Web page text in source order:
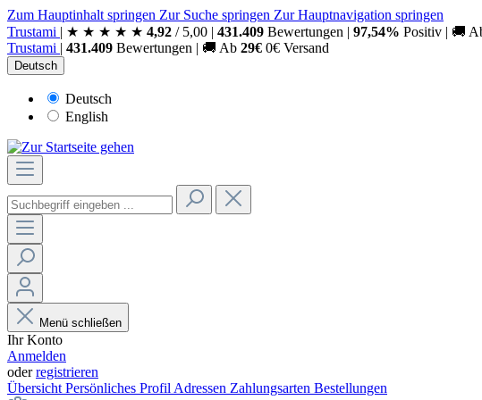
Zum Hauptinhalt springen Zur Suche springen Zur Hauptnavigation springen
Trustami | ★ ★ ★ ★ ★ 4,92 / 5,00 | 431.409 Bewertungen | 97,54% Positiv | 🚚
Trustami | 431.409 Bewertungen | 🚚 Ab 29€ 0€ Versand
Deutsch
Deutsch
English
Menü schließen
Ihr Konto
Anmelden
oderregistrieren
Übersicht Persönliches Profil Adressen Zahlungsarten Bestellungen